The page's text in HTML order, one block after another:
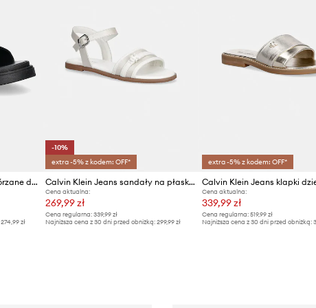
Calvin Klein Jeans klapki skórzane dziecięce
274,99 zł
-10%
extra -5% z kodem: OFF*
Calvin Klein Jeans sandały na płaskim obcasie dziecięce
Cena aktualna:
269,99 zł
Cena regularna: 339,99 zł
Najniższa cena z 30 dni przed obniżką: 299,99 zł
extra -5% z kodem: OFF*
Calvin Klein Jeans klapki
Cena aktualna:
339,99 zł
Cena regularna: 519,99 zł
Najniższa cena z 30 dni przed obniżką: